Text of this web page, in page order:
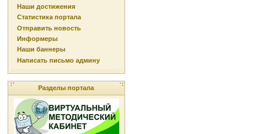
Наши достижения
Статистика портала
Отправить новость
Информеры
Наши баннеры
Написать письмо админу
Разделы портала